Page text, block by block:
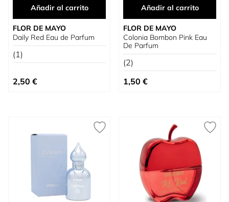
Añadir al carrito
FLOR DE MAYO
Daily Red Eau de Parfum
(1)
2,50 €
Añadir al carrito
FLOR DE MAYO
Colonia Bombon Pink Eau
De Parfum
(2)
1,50 €